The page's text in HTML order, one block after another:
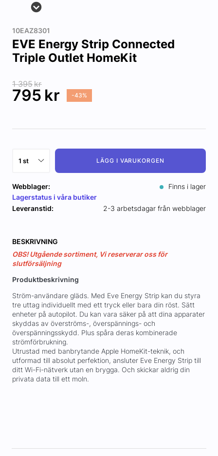
10EAZ8301
EVE Energy Strip Connected
Triple Outlet HomeKit
1 395kr
795 kr -43%
LÄGG I VARUKORGEN
Webblager:
Finns i lager
Lagerstatus i våra butiker
Leveranstid:
2-3 arbetsdagar från webblager
BESKRIVNING
OBS! Utgående sortiment, Vi reserverar oss för
slutförsäljning
Produktbeskrivning
Ström-användare gläds. Med Eve Energy Strip kan du styra
tre uttag individuellt med ett tryck eller bara din röst. Sätt
enheter på autopilot. Du kan vara säker på att dina apparater
skyddas av överströms-, överspännings- och
överspänningsskydd. Plus spåra deras kombinerade
strömförbrukning.
Utrustad med banbrytande Apple HomeKit-teknik, och
utformad till absolut perfektion, ansluter Eve Energy Strip till
ditt Wi-Fi-nätverk utan en brygga. Och skickar aldrig din
privata data till ett moln.